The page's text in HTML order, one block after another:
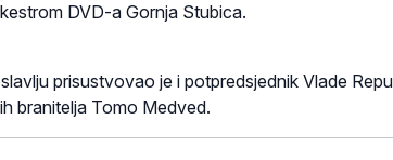
DVD-a Gornja Stubica.
prisustvovao je i potpredsjednik Vlade
branitelja Tomo Medved.